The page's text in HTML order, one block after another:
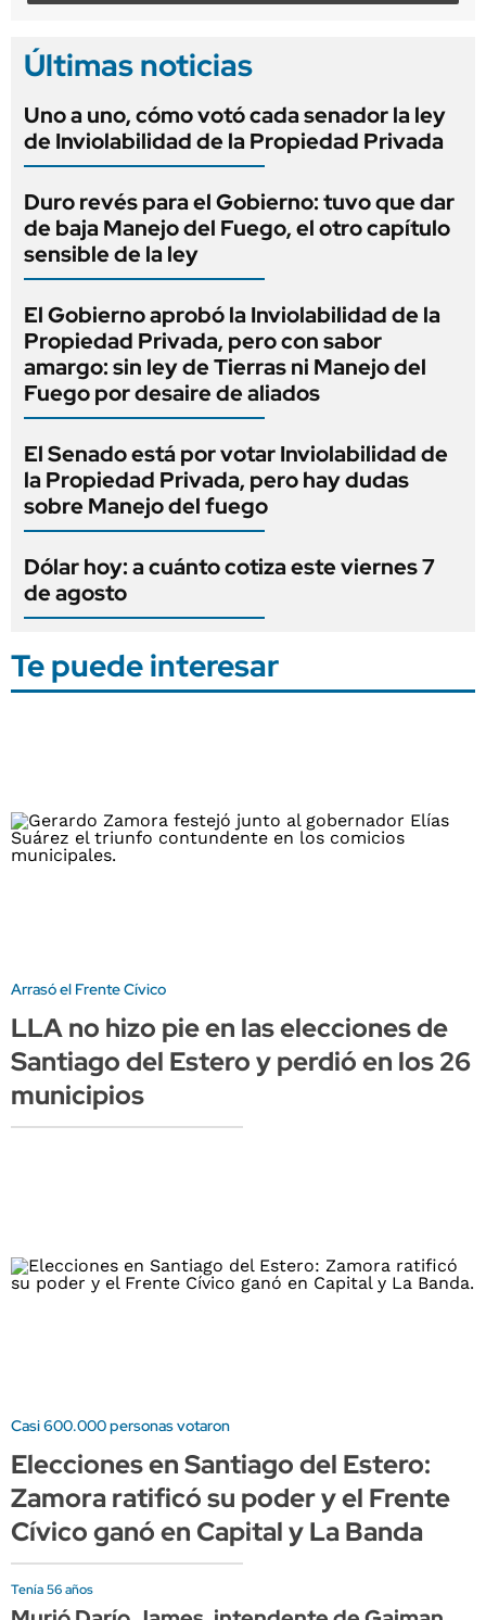
Últimas noticias
Uno a uno, cómo votó cada senador la ley
de Inviolabilidad de la Propiedad Privada
Duro revés para el Gobierno: tuvo que dar
de baja Manejo del Fuego, el otro capítulo
sensible de la ley
El Gobierno aprobó la Inviolabilidad de la
Propiedad Privada, pero con sabor
amargo: sin ley de Tierras ni Manejo del
Fuego por desaire de aliados
El Senado está por votar Inviolabilidad de
la Propiedad Privada, pero hay dudas
sobre Manejo del fuego
Dólar hoy: a cuánto cotiza este viernes 7
de agosto
Te puede interesar
Arrasó el Frente Cívico
LLA no hizo pie en las elecciones de
Santiago del Estero y perdió en los 26
municipios
Casi 600.000 personas votaron
Elecciones en Santiago del Estero:
Zamora ratificó su poder y el Frente
Cívico ganó en Capital y La Banda
Tenía 56 años